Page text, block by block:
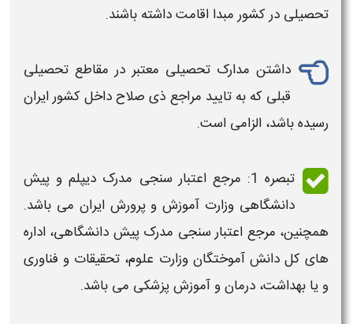
تحصیلی درکشورمبدا اقامت داشته باشند.
داشتن مدارک تحصیلی معتبر در مقاطع تحصیلی
قبلی که به تایید مراجع ذی صلاح داخل کشور ایران
رسیده باشد، الزامی است.
تبصره 1: مرجع اعتبار سنجی مدرک دیپلم و پیش
دانشگاهی وزارت آموزش و پرورشایران می باشد.
همچنین، مرجع اعتبار سنجی مدرک پیش دانشگاهی، اداره
های کل دانش آموختگان وزارت علوم، تحقیقات و فناوری
و یا بهداشت، درمان و آموزش پزشکی می باشد.